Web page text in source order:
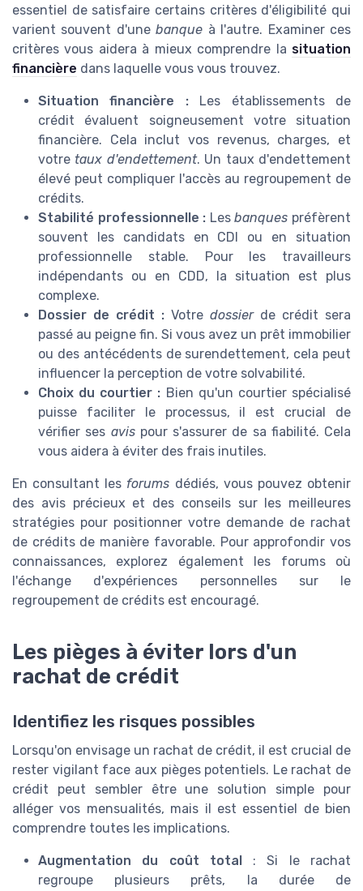
essentiel de satisfaire certains critères d'éligibilité qui
varient souvent d'unebanque à l'autre. Examiner ces
critères vous aidera à mieux comprendre la situation
financière dans laquelle vous vous trouvez.
Situation financière :Les établissements de
crédit évaluent soigneusement votre situation
financière. Cela inclut vos revenus, charges, et
votre taux d'endettement. Un taux d'endettement
élevé peut compliquer l'accès au regroupement de
crédits.
Stabilité professionnelle : Lesbanques préfèrent
souvent les candidats en CDI ou en situation
professionnelle stable. Pour les travailleurs
indépendants ou en CDD, la situation est plus
complexe.
Dossier de crédit : Votre dossierde crédit sera
passé au peigne fin. Si vous avez un prêt immobilier
ou des antécédents de surendettement, cela peut
influencer la perception de votre solvabilité.
Choix du courtier : Bien qu'un courtier spécialisé
puisse faciliter le processus, il est crucial de
vérifier ses avispour s'assurer de sa fiabilité. Cela
vous aidera à éviter des frais inutiles.
En consultant les forums dédiés, vous pouvez obtenir
des avis précieux et des conseils sur les meilleures
stratégies pour positionner votre demande de rachat
de crédits de manière favorable. Pour approfondir vos
connaissances, explorez également les forums où
l'échange d'expériences personnelles sur le
regroupement de crédits est encouragé.
Les pièges à éviter lors d'un
rachat de crédit
Identifiez les risques possibles
Lorsqu'on envisage un rachat de crédit, il est crucial de
rester vigilant face aux pièges potentiels. Le rachat de
crédit peut sembler être une solution simple pour
alléger vos mensualités, mais il est essentiel de bien
comprendre toutes les implications.
Augmentation du coût total
: Si le rachat
regroupe plusieurs prêts, la durée de